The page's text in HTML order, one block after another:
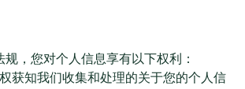
，您对个人信息享有以下权利：
获知我们收集和处理的关于您的个人信